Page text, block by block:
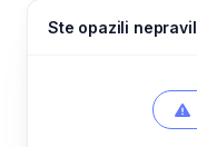
Ste opazili